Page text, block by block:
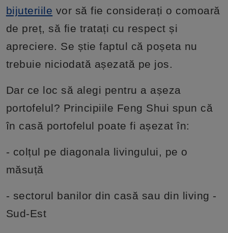
bijuteriile vor să fie considerați o comoară
de preț, să fie tratați cu respect și
apreciere. Se știe faptul că poșeta nu
trebuie niciodată așezată pe jos.
Dar ce loc să alegi pentru a așeza
portofelul? Principiile Feng Shui spun că
în casă portofelul poate fi așezat în:
- colțul pe diagonala livingului, pe o
măsuță
- sectorul banilor din casă sau din living -
Sud-Est